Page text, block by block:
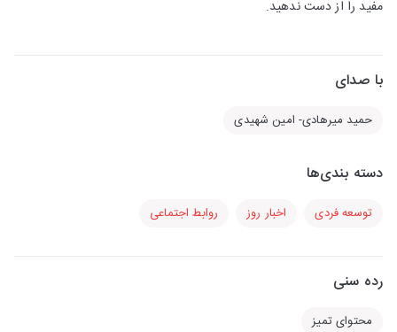
مفید را از دست ندهید.
با صدای
حمید میرهادی- امین شهیدی
دسته بندی‌ها
توسعه فردی اخبار روز روابط اجتماعی
رده سنی
محتوای تمیز